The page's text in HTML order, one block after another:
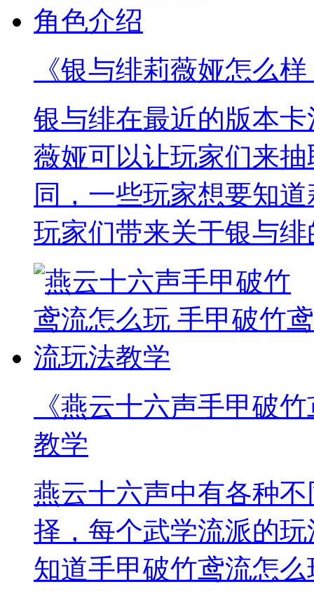
《银与绯莉薇娅怎么
银与绯在最近的版本
薇娅可以让玩家们来
同，一些玩家想要知
玩家们带来关于银与
《燕云十六声手甲破
教学
燕云十六声中有各种
择，每个武学流派的
知道手甲破竹鸢流怎